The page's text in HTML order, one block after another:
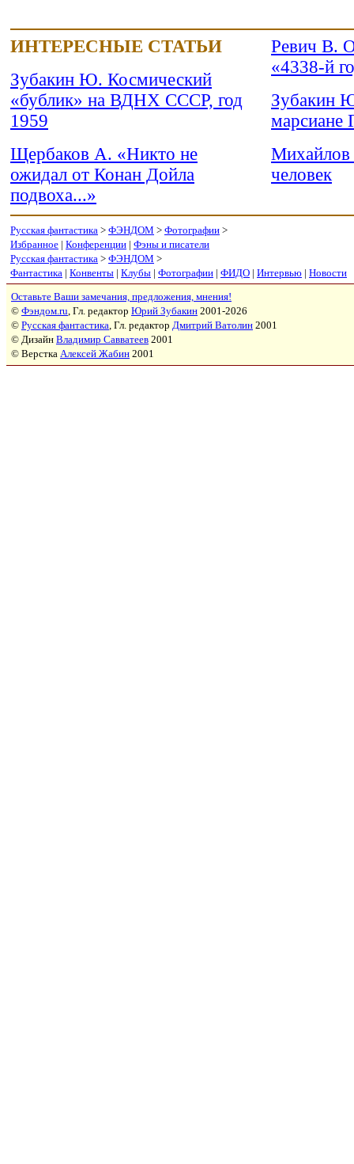
ИНТЕРЕСНЫЕ СТАТЬИ
Зубакин Ю. Космический
«бублик» на ВДНХ СССР, год
1959
Щербаков А. «Никто не
ожидал от Конан Дойла
подвоха...»
Ревич В.
«4338-й
Зубакин
марсиане
человек
Русская фантастика > ФЭНДОМ > Фотографии >
Избранное | Конференции | Фэны и писатели
Русская фантастика > ФЭНДОМ >
Фантастика | Конвенты | Клубы | Фотографии | ФИДО | Интервью | Новости
Оставьте Ваши замечания, предложения, мнения!
© Фэндом.ru, Гл. редактор Юрий Зубакин 2001-2026
© Русская фантастика, Гл. редактор Дмитрий Ватолин 2001
© Дизайн Владимир Савватеев 2001
© Верстка Алексей Жабин 2001